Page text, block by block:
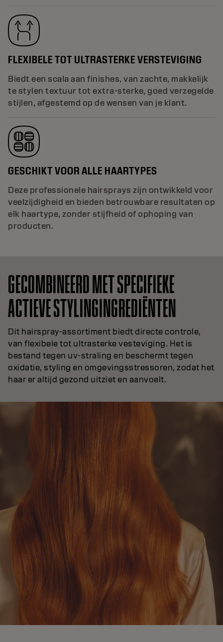
FLEXIBELE TOT ULTRASTERKE VERSTEVIGING
Biedt een scala aan finishes, van zachte, makkelijk
te stylen textuur tot extra-sterke, goed verzegelde
stijlen, afgestemd op de wensen van je klant.
GESCHIKT VOOR ALLE HAARTYPES
Deze professionele hairsprays zijn ontwikkeld voor
veelzijdigheid en bieden betrouwbare resultaten op
elk haartype, zonder stijfheid of ophoping van
producten.
GECOMBINEERD MET SPECIFIEKE
ACTIEVE STYLINGINGREDIËNTEN
Dit hairspray-assortiment biedt directe controle,
van flexibele tot ultrasterke vesteviging. Het is
bestand tegen uv-straling en beschermt tegen
oxidatie, styling en omgevingsstressoren, zodat het
haar er altijd gezond uitziet en aanvoelt.